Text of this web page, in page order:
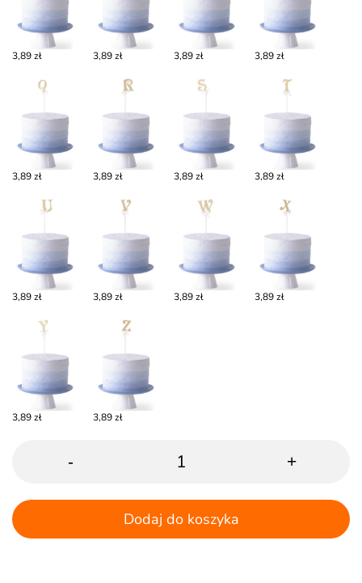
3,89 zł 3,89 zł 3,89 zł 3,89 zł
3,89 zł 3,89 zł 3,89 zł 3,89 zł
3,89 zł 3,89 zł 3,89 zł 3,89 zł
3,89 zł 3,89 zł
- +
Dodaj do koszyka